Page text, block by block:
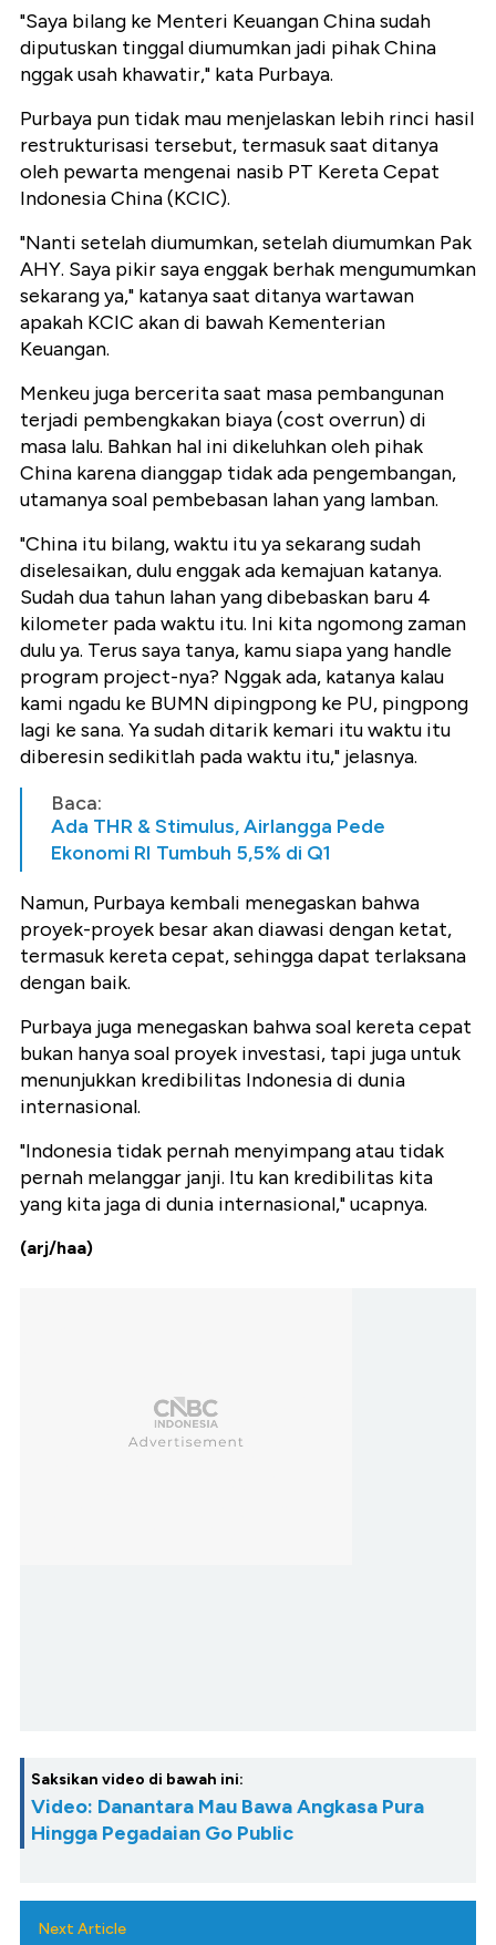
‎"Saya bilang ke Menteri Keuangan China sudah
diputuskan tinggal diumumkan jadi pihak China
nggak usah khawatir," kata Purbaya.
‎Purbaya pun tidak mau menjelaskan lebih rinci hasil
restrukturisasi tersebut, termasuk saat ditanya
oleh pewarta mengenai nasib PT Kereta Cepat
Indonesia China (KCIC).
‎"Nanti setelah diumumkan, setelah diumumkan Pak
AHY. Saya pikir saya enggak berhak mengumumkan
sekarang ya," katanya saat ditanya wartawan
apakah KCIC akan di bawah Kementerian
Keuangan.
Menkeu juga bercerita saat masa pembangunan
terjadi pembengkakan biaya (cost overrun) di
masa lalu. Bahkan hal ini dikeluhkan oleh pihak
China karena dianggap tidak ada pengembangan,
utamanya soal pembebasan lahan yang lamban.
‎"China itu bilang, waktu itu ya sekarang sudah
diselesaikan, dulu enggak ada kemajuan katanya.
Sudah dua tahun lahan yang dibebaskan baru 4
kilometer pada waktu itu. Ini kita ngomong zaman
dulu ya. Terus saya tanya, kamu siapa yang handle
program project-nya? Nggak ada, katanya kalau
kami ngadu ke BUMN dipingpong ke PU, pingpong
lagi ke sana. Ya sudah ditarik kemari itu waktu itu
diberesin sedikitlah pada waktu itu," jelasnya.
Baca:
Ada THR & Stimulus, Airlangga Pede
Ekonomi RI Tumbuh 5,5% di Q1
‎Namun, Purbaya kembali menegaskan bahwa
proyek-proyek besar akan diawasi dengan ketat,
termasuk kereta cepat, sehingga dapat terlaksana
dengan baik.
‎Purbaya juga menegaskan bahwa soal kereta cepat
bukan hanya soal proyek investasi, tapi juga untuk
menunjukkan kredibilitas Indonesia di dunia
internasional.
‎"Indonesia tidak pernah menyimpang atau tidak
pernah melanggar janji. Itu kan kredibilitas kita
yang kita jaga di dunia internasional," ucapnya.
(arj/haa)
Saksikan video di bawah ini:
Video: Danantara Mau Bawa Angkasa Pura
Hingga Pegadaian Go Public
Next Article